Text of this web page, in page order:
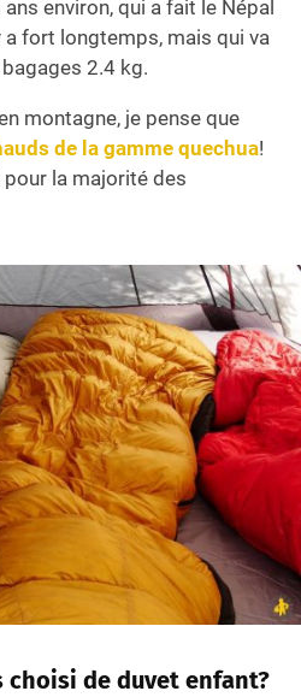
environ, qui a fait le Népal
a fort longtemps, mais qui va
2.4 kg.
montagne, je pense que
de la gamme quechua!
la majorité des
choisi de duvet enfant?